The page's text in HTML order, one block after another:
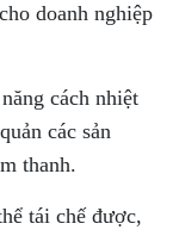
doanh nghiệp
cách nhiệt
các sản
thanh.
tái chế được,